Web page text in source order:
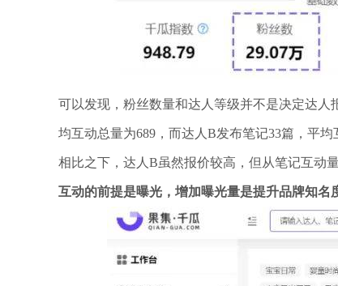
可以发现，粉丝数量和达人等级并不是决定达
均互动总量为689，而达人B发布笔记33篇，平均
相比之下，达人B虽然报价较高，但从笔记互动
互动的前提是曝光，增加曝光量是提升品牌知名